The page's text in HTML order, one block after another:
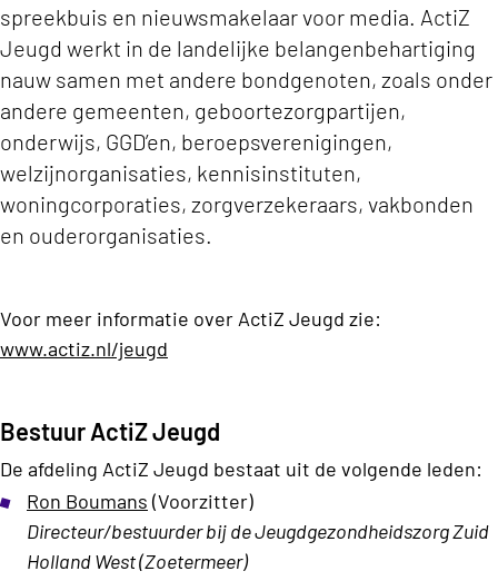
spreekbuis en nieuwsmakelaar voor media. ActiZ
Jeugd werkt in de landelijke belangenbehartiging
nauw samen met andere bondgenoten, zoals onder
andere gemeenten, geboortezorgpartijen,
onderwijs, GGD’en, beroepsverenigingen,
welzijnorganisaties, kennisinstituten,
woningcorporaties, zorgverzekeraars, vakbonden
en ouderorganisaties.
Voor meer informatie over ActiZ Jeugd zie:
www.actiz.nl/jeugd
Bestuur ActiZ Jeugd
De afdeling ActiZ Jeugd bestaat uit de volgende leden:
Ron Boumans (Voorzitter)
Directeur/bestuurder bij de Jeugdgezondheidszorg Zuid
Holland West (Zoetermeer)